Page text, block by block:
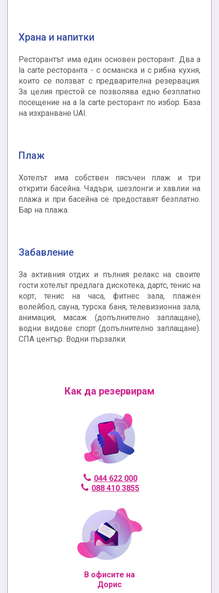
Храна и напитки
Ресторантът има един основен ресторант. Два a
la carte ресторанта - с османска и с рибна кухня,
които се ползват с предварителна резервация.
За целия престой се позволява едно безплатно
посещение на a la carte ресторант по избор. База
на изхранване UAI.
Плаж
Хотелът има собствен пясъчен плаж и три
открити басейна. Чадъри, шезлонги и хавлии на
плажа и при басейна се предоставят безплатно.
Бар на плажа.
Забавление
За активния отдих и пълния релакс на своите
гости хотелът предлага дискотека, дартс, тенис на
корт, тенис на часа, фитнес зала, плажен
волейбол, сауна, турска баня, телевизионна зала,
анимация, масаж (допълнително заплащане),
водни видове спорт (допълнително заплащане).
СПА център. Водни пързалки.
Как да резервирам
044 622 000
088 410 3855
В офисите на
Дорис